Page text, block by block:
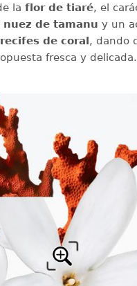
la flor de tiaré, el
nuez de tamanu y un
de coral, dando
fresca y delicada.